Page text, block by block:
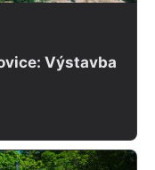
Výstavba